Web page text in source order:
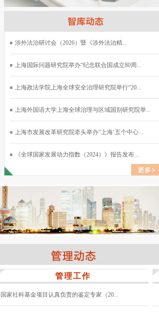
涉外法治研讨会（2026）暨《涉外法治精...
上海国际问题研究院举办“纪念联合国成立80周...
上海政法学院上海全球安全治理研究院举行“20...
上海外国语大学上海全球治理与区域国别研究院举...
上海市发展改革研究院牵头举办“上海‘五个中心...
《全球国家发展动力指数（2024）》报告发布...
管理工作
国家社科基金项目认真负责的鉴定专家（20...